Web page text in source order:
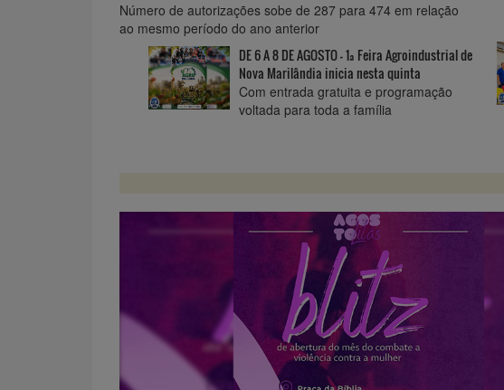
Número de autorizações sobe de 287 para 474 em relação
ao mesmo período do ano anterior
DE 6 A 8 DE AGOSTO - 1ª Feira Agroindustrial de
Nova Marilândia inicia nesta quinta
Com entrada gratuita e programação
voltada para toda a família